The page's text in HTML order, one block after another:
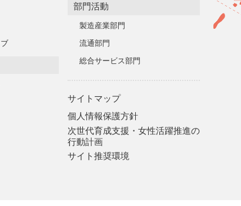
部門活動
製造産業部門
流通部門
総合サービス部門
サイトマップ
個人情報保護方針
次世代育成支援・女性活躍推進の
行動計画
サイト推奨環境